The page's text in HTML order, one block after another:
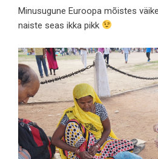
Minusugune Euroopa mõistes
naiste seas ikka pikk